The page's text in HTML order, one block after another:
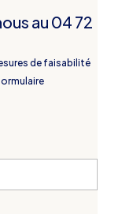
au 04 72
de faisabilité